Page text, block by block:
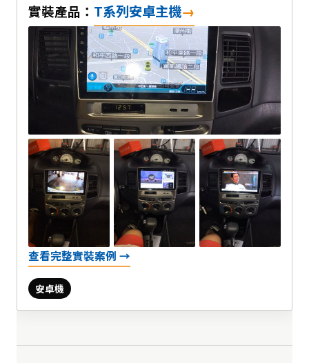
實裝產品： T系列安卓主機
查看完整實裝案例 →
安卓機